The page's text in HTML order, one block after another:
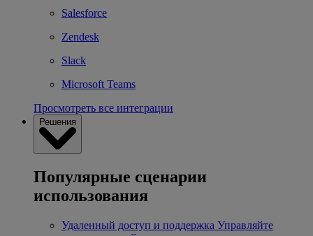
Salesforce
Zendesk
Slack
Microsoft Teams
Просмотреть все интеграции
Решения
Популярные сценарии
использования
Удаленный доступ и поддержка Управляйте